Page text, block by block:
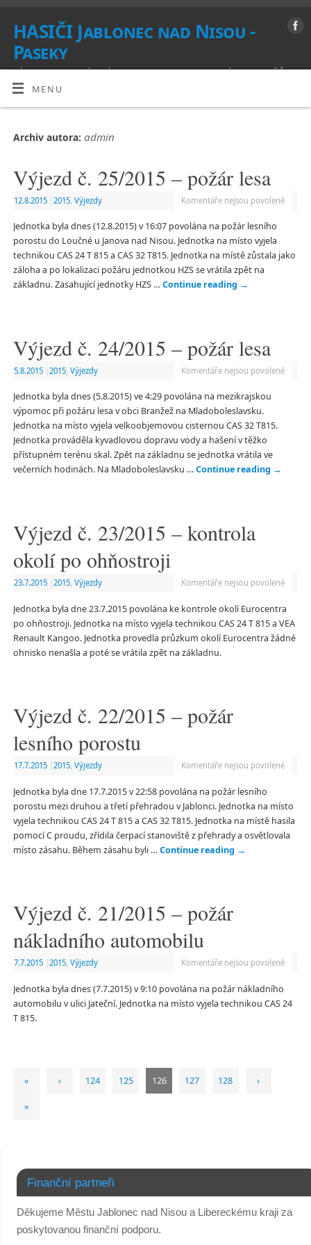
HASIČI Jablonec nad Nisou -
Paseky
VÍTEJTE NA STRÁNKÁCH SBORU DOBROVOLNÝCH HASIČŮ
MENU
Archiv autora: admin
Výjezd č. 25/2015 – požár lesa
12.8.2015 2015, Výjezdy Komentáře nejsou povolené
Jednotka byla dnes (12.8.2015) v 16:07 povolána na požár lesního
porostu do Loučné u Janova nad Nisou. Jednotka na místo vyjela
technikou CAS 24 T 815 a CAS 32 T815. Jednotka na místě zůstala jako
záloha a po lokalizaci požáru jednotkou HZS se vrátila zpět na
základnu. Zasahující jednotky HZS … Continue reading →
Výjezd č. 24/2015 – požár lesa
5.8.2015 2015, Výjezdy Komentáře nejsou povolené
Jednotka byla dnes (5.8.2015) ve 4:29 povolána na mezikrajskou
výpomoc při požáru lesa v obci Branžež na Mladoboleslavsku.
Jednotka na místo vyjela velkoobjemovou cisternou CAS 32 T815.
Jednotka prováděla kyvadlovou dopravu vody a hašení v těžko
přístupném terénu skal. Zpět na základnu se jednotka vrátila ve
večerních hodinách. Na Mladoboleslavsku … Continue reading →
Výjezd č. 23/2015 – kontrola
okolí po ohňostroji
23.7.2015 2015, Výjezdy Komentáře nejsou povolené
Jednotka byla dne 23.7.2015 povolána ke kontrole okolí Eurocentra
po ohňostroji. Jednotka na místo vyjela technikou CAS 24 T 815 a VEA
Renault Kangoo. Jednotka provedla průzkum okolí Eurocentra žádné
ohnisko nenašla a poté se vrátila zpět na základnu.
Výjezd č. 22/2015 – požár
lesního porostu
17.7.2015 2015, Výjezdy Komentáře nejsou povolené
Jednotka byla dne 17.7.2015 v 22:58 povolána na požár lesního
porostu mezi druhou a třetí přehradou v Jablonci. Jednotka na místo
vyjela technikou CAS 24 T 815 a CAS 32 T815. Jednotka na místě hasila
pomocí C proudu, zřídila čerpací stanoviště z přehrady a osvětlovala
místo zásahu. Během zásahu byli … Continue reading →
Výjezd č. 21/2015 – požár
nákladního automobilu
7.7.2015 2015, Výjezdy Komentáře nejsou povolené
Jednotka byla dnes (7.7.2015) v 9:10 povolána na požár nákladního
automobilu v ulici Jateční. Jednotka na místo vyjela technikou CAS 24
T 815.
« ‹ 124 125 126 127 128 ›
»
Finanční partneři
Děkujeme Městu Jablonec nad Nisou a Libereckému kraji za
poskytovanou finanční podporu.